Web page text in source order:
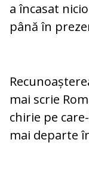
a încasat
până în
mai scrie
chirie pe
mai departe